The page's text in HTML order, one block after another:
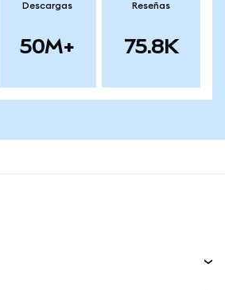
Descargas
50M+
Reseñas
75.8K